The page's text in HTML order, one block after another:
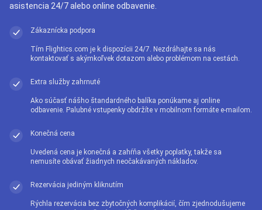
asistencia 24/7 alebo online odbavenie.
Zákaznícka podpora
Tím Flightics.com je k dispozícii 24/7. Nezdráhajte sa nás
kontaktovať s akýmkoľvek dotazom alebo problémom na cestách.
Extra služby zahrnuté
Ako súčasť nášho štandardného balíka ponúkame aj online
odbavenie. Palubné vstupenky obdržíte v mobilnom formáte e-mailom.
Konečná cena
Uvedená cena je konečná a zahŕňa všetky poplatky, takže sa
nemusíte obávať žiadnych neočakávaných nákladov.
Rezervácia jediným kliknutím
Rýchla rezervácia bez zbytočných komplikácií, čím zjednodušujeme